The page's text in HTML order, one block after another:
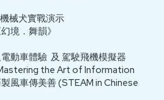
械犬實戰演示
境．舞韻》
動車體驗 及 駕駛飛機模擬器
the Art of Information
風車傳美善 (STEAM in Chinese